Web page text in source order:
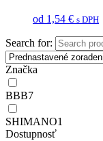
od 1,54 € s DPH
Search for:
Značka
BBB7
SHIMANO1
Dostupnosť